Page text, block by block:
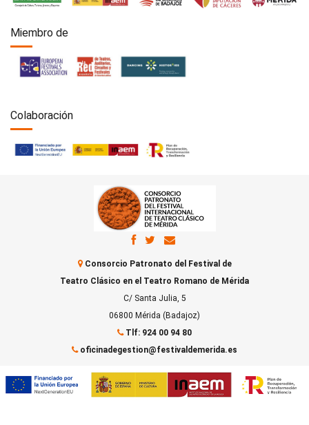
Miembro de
Colaboración
Consorcio Patronato del Festival de
Teatro Clásico en el Teatro Romano de Mérida
C/ Santa Julia, 5
06800 Mérida (Badajoz)
Tlf: 924 00 94 80
oficinadegestion@festivaldemerida.es